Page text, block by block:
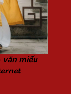
văn miếu